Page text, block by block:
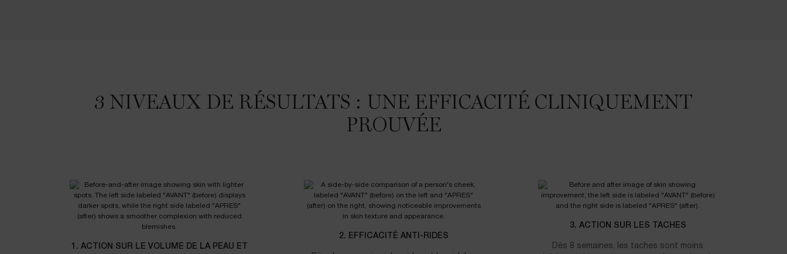
3 NIVEAUX DE RÉSULTATS : UNE EFFICACITÉ CLINIQUEMENT
PROUVÉE
1. ACTION SUR LE VOLUME DE LA PEAU ET
2. EFFICACITÉ ANTI-RIDES
3. ACTION SUR LES TACHES
Dès 8 semaines, les taches sont moins